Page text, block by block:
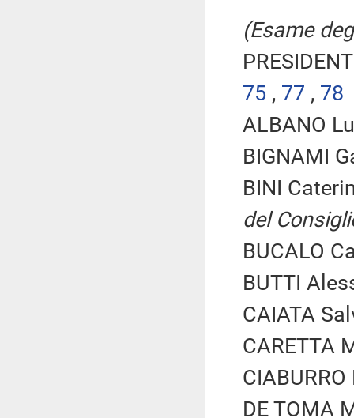
(Esame
75 , 77 , 78
ALBANO
BIGNAMI
BINI
del
BUCALO
BUTTI
CAIATA
CARETTA
DE TOMA